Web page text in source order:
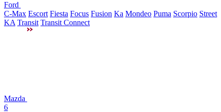
Ford
C-Max Escort Fiesta Focus Fusion Ka Mondeo Puma Scorpio Street
KA Transit Transit Connect
Mazda
6